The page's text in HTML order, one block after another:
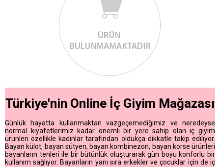
Türkiye'nin Online İç Giyim Mağazası
Günlük hayatta kullanmaktan vazgeçemediğimiz ve neredeyse
normal kıyafetlerimiz kadar önemli bir yere sahip olan iç giyim
ürünleri özellikle kadınlar tarafından oldukça dikkatle takip ediliyor.
Bayan külot, bayan sütyen, bayan kombinezon, bayan korse ürünleri
bayanların tenleri ile bir bütünlük oluşturarak gün boyu konforlu bir
kullanım sağlıyor. Bayanların yanı sıra erkekler ve çocuklar için de iç